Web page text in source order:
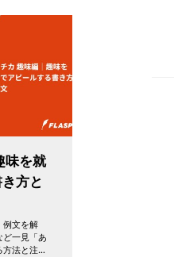
味を就
方と
例文を解
ど一見「あ
方法と注…